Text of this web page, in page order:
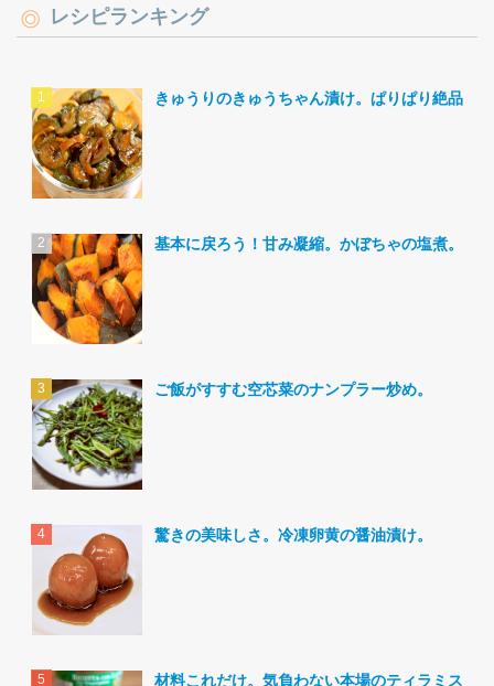
レシピランキング
きゅうりのきゅうちゃん漬け。ぱりぱり絶品。
基本に戻ろう！甘み凝縮。かぼちゃの塩煮。
ご飯がすすむ空芯菜のナンプラー炒め。
驚きの美味しさ。冷凍卵黄の醤油漬け。
材料これだけ。気負わない本場のティラミス。